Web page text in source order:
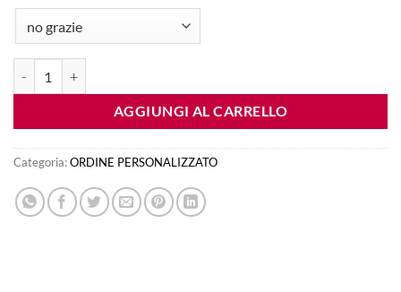
AGGIUNGI AL CARRELLO
Categoria:ORDINE PERSONALIZZATO